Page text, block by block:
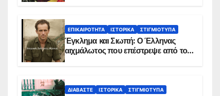
ΕΠΙΚΑΙΡΌΤΗΤΑ ΙΣΤΟΡΙΚΆ ΣΤΙΓΜΙΌΤΥΠΑ
Έγκλημα και Σιωπή: Ο Έλληνας
αιχμάλωτος που επέστρεψε από το
ΔΙΑΒΆΣΤΕ ΙΣΤΟΡΙΚΆ ΣΤΙΓΜΙΌΤΥΠΑ